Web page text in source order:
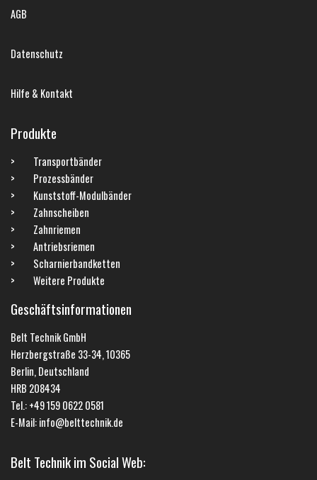
AGB
Datenschutz
Hilfe & Kontakt
Produkte
Transportbänder
Prozessbänder
Kunststoff-Modulbänder
Zahnscheiben
Zahnriemen
Antriebsriemen
Scharnierbandketten
Weitere Produkte
Geschäftsinformationen
Belt Technik GmbH
Herzbergstraße 33-34, 10365
Berlin, Deutschland
HRB 208434
Tel.: +49 159 0622 0581
E-Mail: info@belttechnik.de
Belt Technik im Social Web: